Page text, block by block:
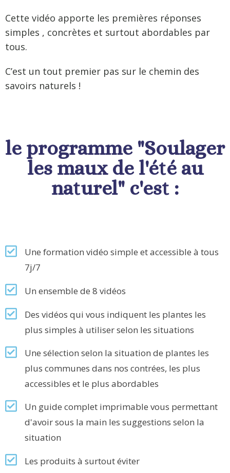
Cette vidéo apporte les premières réponses
simples , concrètes et surtout abordables par
tous.
C’est un tout premier pas sur le chemin des
savoirs naturels !
le programme "Soulager
les maux de l'été au
naturel" c'est :
Une formation vidéo simple et accessible à tous
7j/7
Un ensemble de 8 vidéos
Des vidéos qui vous indiquent les plantes les
plus simples à utiliser selon les situations
Une sélection selon la situation de plantes les
plus communes dans nos contrées, les plus
accessibles et le plus abordables
Un guide complet imprimable vous permettant
d'avoir sous la main les suggestions selon la
situation
Les produits à surtout éviter